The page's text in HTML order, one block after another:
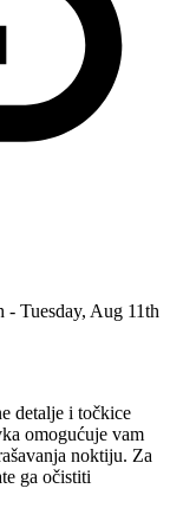
Tuesday, Aug 11th
detalje i točkice
omogućuje vam
noktiju. Za
ga očistiti